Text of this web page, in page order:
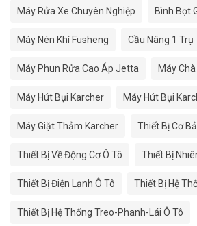
Máy Rửa Xe Chuyên Nghiệp Bình Bọt
Máy Nén Khí Fusheng Cầu Nâng 1 Trụ
Máy Phun Rửa Cao Áp Jetta Máy
Máy Hút Bụi Karcher Máy Hút Bụi
Máy Giặt Thảm Karcher Thiết Bị Cơ
Thiết Bị Về Động Cơ Ô Tô Thiết Bị
Thiết Bị Điện Lạnh Ô Tô Thiết Bị Hệ
Thiết Bị Hệ Thống Treo-Phanh-Lái Ô Tô